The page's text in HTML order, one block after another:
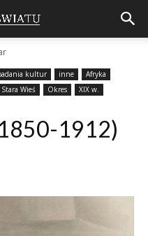
kultur inne
Afryka
Stara Wieś Okres
XIX w.
1912)